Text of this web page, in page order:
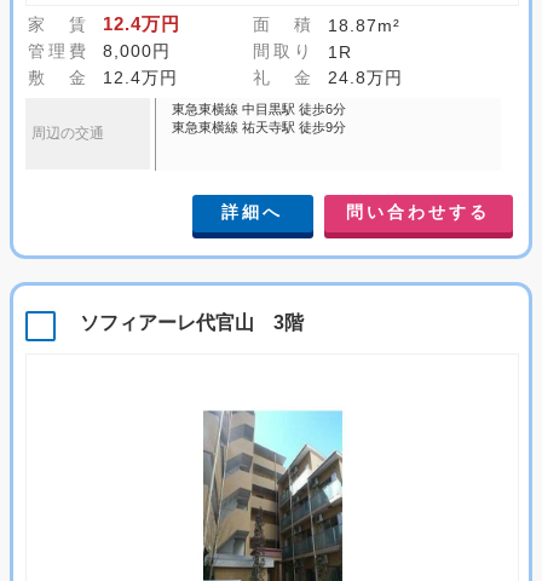
家 賃 12.4万円 面 積
18.87m²
管理費
8,000円 間取り
1R
敷 金
12.4万円 礼 金 24.8万円
周辺の交通
東急東横線 中目黒駅 徒歩6分
東急東横線 祐天寺駅 徒歩9分
詳細へ 問い合わせする
ソフィアーレ代官山 3階